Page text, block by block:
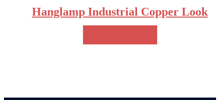
Hanglamp Industrial Copper Look